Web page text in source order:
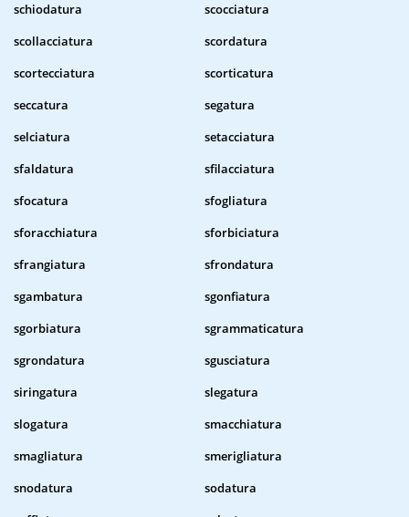
schiodatura
scocciatura
scollacciatura
scordatura
scortecciatura
scorticatura
seccatura
segatura
selciatura
setacciatura
sfaldatura
sfilacciatura
sfocatura
sfogliatura
sforacchiatura
sforbiciatura
sfrangiatura
sfrondatura
sgambatura
sgonfiatura
sgorbiatura
sgrammaticatura
sgrondatura
sgusciatura
siringatura
slegatura
slogatura
smacchiatura
smagliatura
smerigliatura
snodatura
sodatura